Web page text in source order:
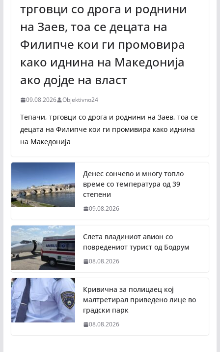
трговци со дрога и роднини
на Заев, тоа се децата на
Филипче кои ги промoвира
како иднина на Македонија
ако дојде на власт
09.08.2026 Objektivno24
Тепачи, трговци со дрога и роднини на Заев, тоа се
децата на Филипче кои ги промивира како иднина
на Македонија
Денес сончево и многу топло
време со температура од 39
степени
09.08.2026
Слета владиниот авион со
повредениот турист од Бодрум
08.08.2026
Кривична за полицаец кој
малтретирал приведено лице во
градски парк
08.08.2026